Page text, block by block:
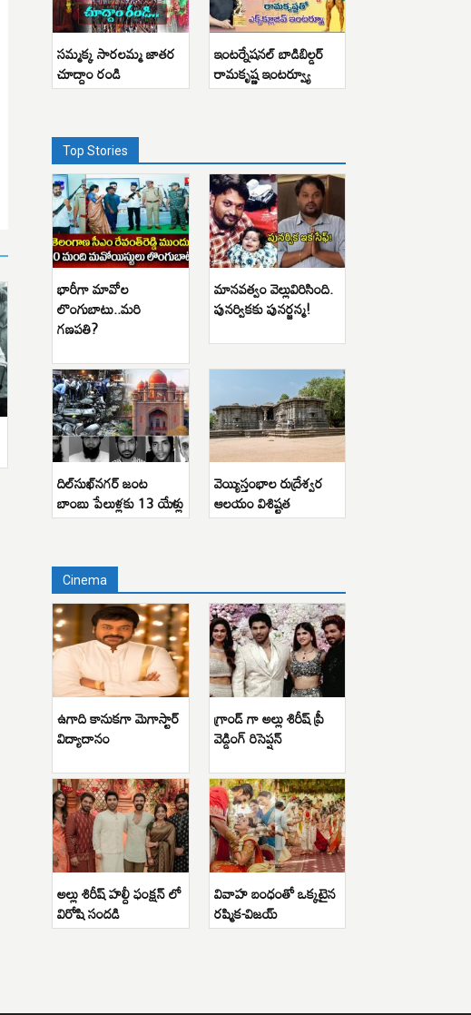
సమ్మక్క సారలమ్మ జాతర
చూద్దాం రండి
ఇంటర్నేషనల్ బాడిబిల్డర్
రామకృష్ణ ఇంటర్వ్యూ
Top Stories
భారీగా మావోల
లొంగుబాటు..మరి
గణపతి?
మానవత్వం వెల్లువిరిసింది.
పునర్వికకు పునర్జన్మ!
దిల్‌సుఖ్‌నగర్ జంట
బాంబు పేలుళ్లకు 13 యేళ్లు
వెయ్యిస్తంభాల రుద్రేశ్వర
ఆలయం విశిష్టత
Cinema
ఉగాది కానుకగా మెగాస్టార్
విద్యాదానం
గ్రాండ్ గా అల్లు శిరీష్ ప్రీ
వెడ్డింగ్ రిసెప్షన్
అల్లు శిరీష్ హల్దీ ఫంక్షన్ లో
విరోషి సందడి
వివాహ బంధంతో ఒక్కటైన
రష్మిక-విజయ్